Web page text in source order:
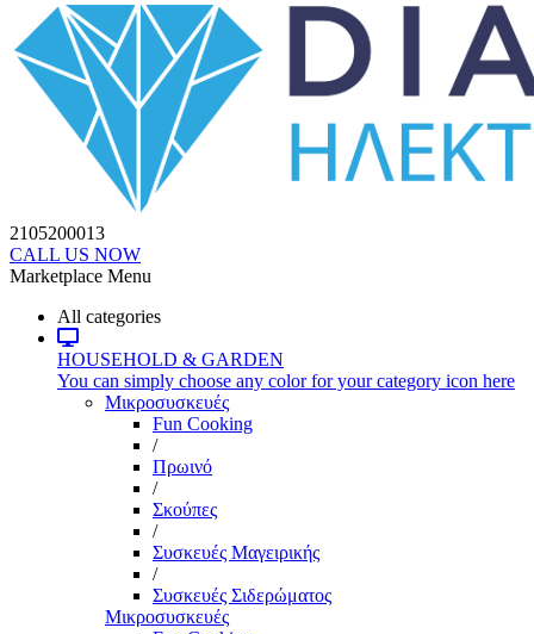
2105200013
CALL US NOW
Marketplace Menu
All categories
HOUSEHOLD & GARDEN
You can simply choose any color for your category icon here
Μικροσυσκευές
Fun Cooking
/
Πρωινό
/
Σκούπες
/
Συσκευές Μαγειρικής
/
Συσκευές Σιδερώματος
Μικροσυσκευές